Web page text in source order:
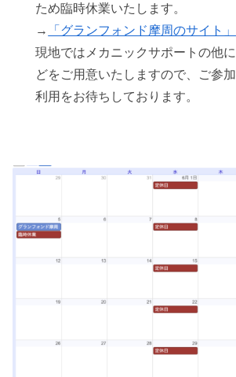
ため臨時休業いたします。
→
「グランフォンド摩周のサイト」
現地ではメカニックサポートの他
どをご用意いたしますので、ご参
利用をお待ちしております。